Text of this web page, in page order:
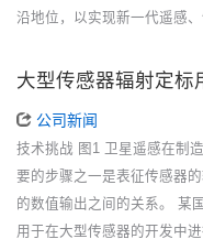
沿地位，以实现新一代遥感
大型传感器辐射定标
公司新闻
技术挑战 图1 卫星遥感在制
要的步骤之一是表征传感器
的数值输出之间的关系。 某
用于在大型传感器的开发中